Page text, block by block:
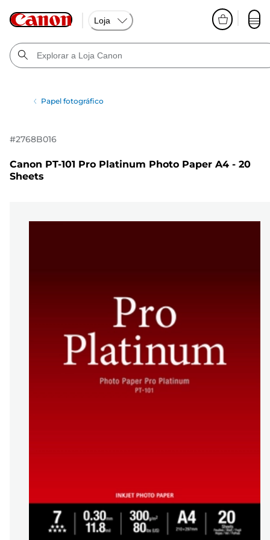
Loja
Papel fotográfico
#2768B016
Canon PT-101 Pro Platinum Photo Paper A4 - 20
Sheets